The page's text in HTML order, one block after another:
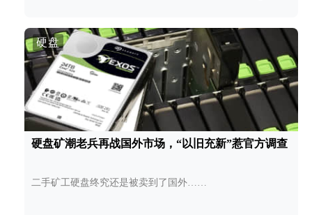
硬盘
硬盘矿潮老兵再战国外市场，“以旧充新”惹官方调查
二手矿工硬盘终究还是被卖到了国外……